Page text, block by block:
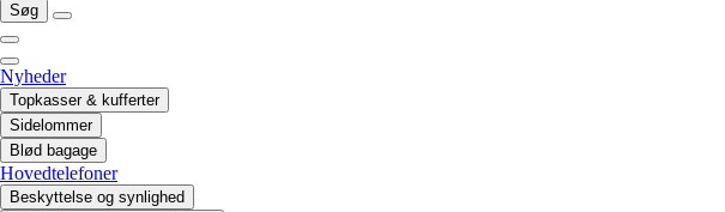
Søg
Nyheder
Topkasser & kufferter
Sidelommer
Blød bagage
Hovedtelefoner
Beskyttelse og synlighed